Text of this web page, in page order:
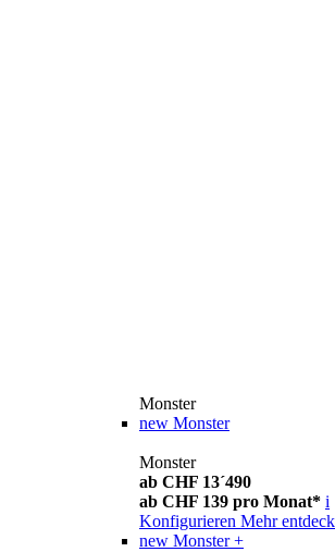
Monster
new Monster
Monster
ab CHF 13´490
ab CHF 139 pro Monat* i
Konfigurieren Mehr
new Monster +